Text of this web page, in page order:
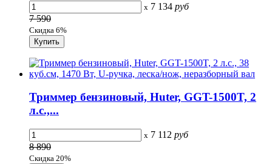
x 7 134 руб
7 590
Скидка 6%
Триммер бензиновый, Huter, GGT-1500T, 2
л.с.,...
x 7 112 руб
8 890
Скидка 20%